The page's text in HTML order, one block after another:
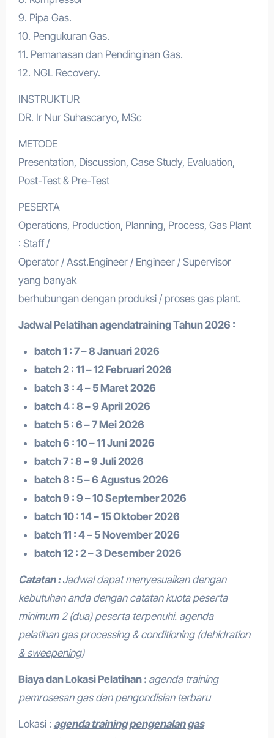
9. Pipa Gas.
10. Pengukuran Gas.
11. Pemanasan dan Pendinginan Gas.
12. NGL Recovery.
INSTRUKTUR
DR. Ir Nur Suhascaryo, MSc
METODE
Presentation, Discussion, Case Study, Evaluation,
Post-Test & Pre-Test
PESERTA
Operations, Production, Planning, Process, Gas Plant
: Staff /
Operator / Asst.Engineer / Engineer / Supervisor
yang banyak
berhubungan dengan produksi / proses gas plant.
Jadwal Pelatihan agendatrainingTahun 2026 :
batch 1 : 7 – 8 Januari 2026
batch 2 : 11 – 12 Februari 2026
batch 3 : 4 – 5 Maret 2026
batch 4 : 8 – 9 April 2026
batch 5 : 6 – 7 Mei 2026
batch 6 : 10 – 11 Juni 2026
batch 7 : 8 – 9 Juli 2026
batch 8 : 5 – 6 Agustus 2026
batch 9 : 9 – 10 September 2026
batch 10 : 14 – 15 Oktober 2026
batch 11 : 4 – 5 November 2026
batch 12 : 2 – 3 Desember 2026
Catatan :Jadwal dapat menyesuaikan dengan
kebutuhan anda dengan catatan kuota peserta
minimum 2 (dua) peserta terpenuhi. agenda
pelatihan gas processing & conditioning (dehidration
& sweepening)
Biaya dan Lokasi Pelatihan : agenda training
pemrosesan gas dan pengondisian terbaru
Lokasi : agenda training pengenalan gas